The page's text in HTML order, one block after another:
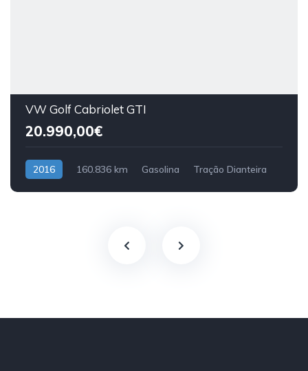
VW Golf Cabriolet GTI
20.990,00€
2016 160.836 km Gasolina Tração Dianteira